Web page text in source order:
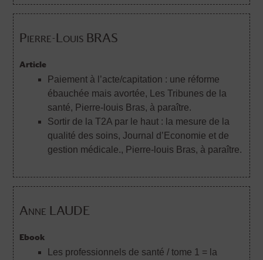
Pierre-Louis BRAS
Article
Paiement à l’acte/capitation : une réforme
ébauchée mais avortée, Les Tribunes de la
santé, Pierre-louis Bras, à paraître.
Sortir de la T2A par le haut : la mesure de la
qualité des soins, Journal d’Economie et de
gestion médicale., Pierre-louis Bras, à paraître.
Anne LAUDE
Ebook
Les professionnels de santé / tome 1 = la